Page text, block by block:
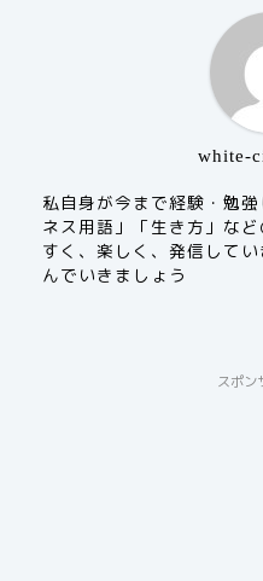
white-
私自身が今まで経験・勉
ネス用語」「生き方」な
すく、楽しく、発信して
んでいきましょう
スポン